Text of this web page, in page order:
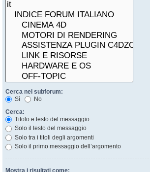
Cerca nei subforum:
Sì
No
Cerca:
Titolo e testo del messaggio
Solo il testo del messaggio
Solo tra i titoli degli argomenti
Solo il primo messaggio dell’argomento
Mostra i risultati come: